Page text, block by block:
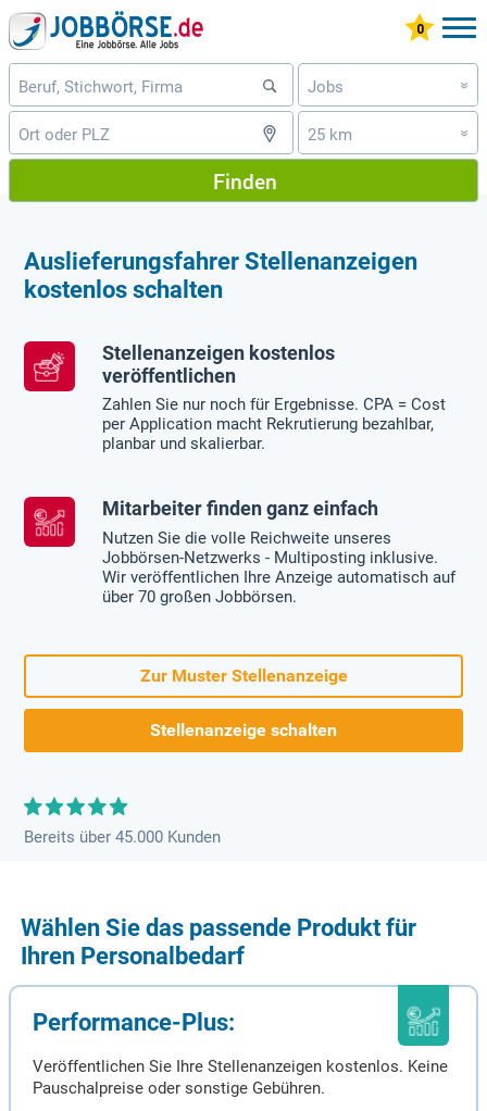
Jobs »
25 km »
Finden
Auslieferungsfahrer Stellenanzeigen
kostenlos schalten
Stellenanzeigen kostenlos
veröffentlichen
Zahlen Sie nur noch für Ergebnisse. CPA = Cost
per Application macht Rekrutierung bezahlbar,
planbar und skalierbar.
Mitarbeiter finden ganz einfach
Nutzen Sie die volle Reichweite unseres
Jobbörsen-Netzwerks - Multiposting inklusive.
Wir veröffentlichen Ihre Anzeige automatisch auf
über 70 großen Jobbörsen.
Zur Muster Stellenanzeige
Stellenanzeige schalten
Bereits über 45.000 Kunden
Wählen Sie das passende Produkt für
Ihren Personalbedarf
Performance-Plus:
Veröffentlichen Sie Ihre Stellenanzeigen kostenlos. Keine
Pauschalpreise oder sonstige Gebühren.